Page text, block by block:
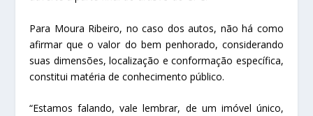
Para Moura Ribeiro, no caso dos autos, não há como
afirmar que o valor do bem penhorado, considerando
suas dimensões, localização e conformação específica,
constitui matéria de conhecimento público.
“Estamos falando, vale lembrar, de um imóvel único,